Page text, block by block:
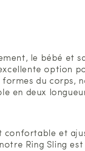
le bébé et
option
du corps,
en deux
confortable et
Ring Sling